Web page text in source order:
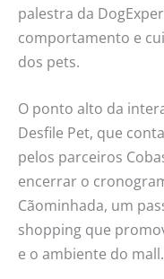
palestra da
comportamento e
dos pets.
O ponto alto da
Desfile Pet, que
pelos parceiros
encerrar o
Cãominhada, um
shopping que
e o ambiente do mall.